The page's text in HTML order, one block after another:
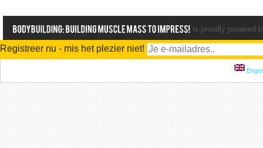
is proudly powered
Registreer nu - mis het plezier niet!